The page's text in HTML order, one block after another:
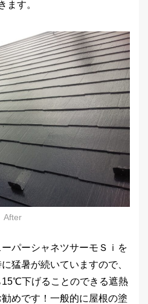
ます。
After
パーシャネツサーモＳｉを
猛暑が続いていますので、
15℃下げることのできる遮熱
めです！一般的に屋根の塗